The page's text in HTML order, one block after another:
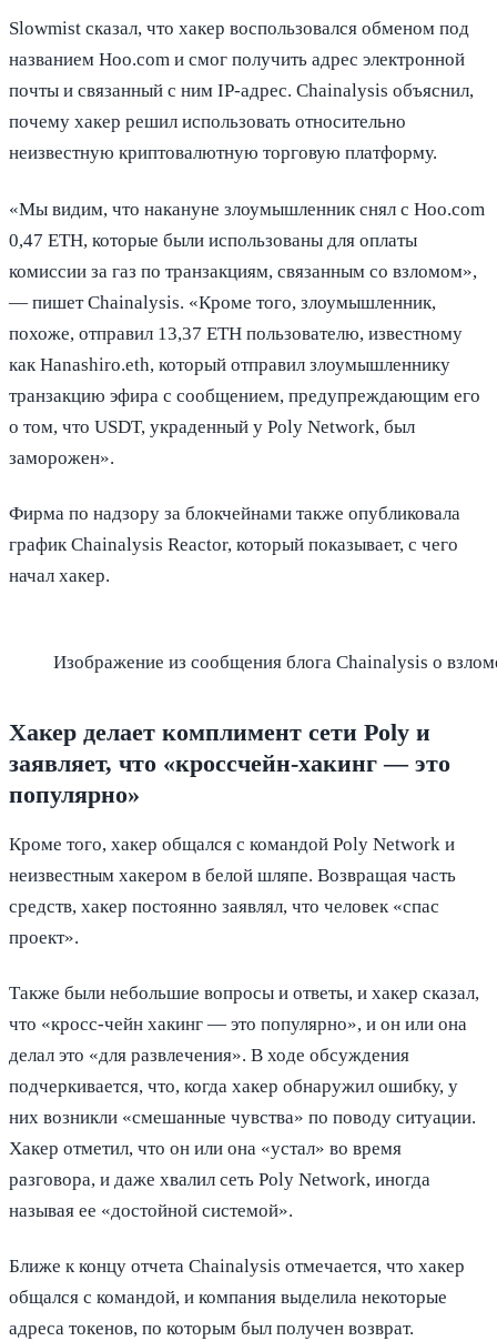
Slowmist сказал, что хакер воспользовался обменом под
названием Hoo.com и смог получить адрес электронной
почты и связанный с ним IP-адрес. Chainalysis объяснил,
почему хакер решил использовать относительно
неизвестную криптовалютную торговую платформу.
«Мы видим, что накануне злоумышленник снял с Hoo.com
0,47 ETH, которые были использованы для оплаты
комиссии за газ по транзакциям, связанным со взломом»,
— пишет Chainalysis. «Кроме того, злоумышленник,
похоже, отправил 13,37 ETH пользователю, известному
как Hanashiro.eth, который отправил злоумышленнику
транзакцию эфира с сообщением, предупреждающим его
о том, что USDT, украденный у Poly Network, был
заморожен».
Фирма по надзору за блокчейнами также опубликовала
график Chainalysis Reactor, который показывает, с чего
начал хакер.
Изображение из сообщения блога Chainalysis о
Хакер делает комплимент сети Poly и
заявляет, что «кроссчейн-хакинг — это
популярно»
Кроме того, хакер общался с командой Poly Network и
неизвестным хакером в белой шляпе. Возвращая часть
средств, хакер постоянно заявлял, что человек «спас
проект».
Также были небольшие вопросы и ответы, и хакер сказал,
что «кросс-чейн хакинг — это популярно», и он или она
делал это «для развлечения». В ходе обсуждения
подчеркивается, что, когда хакер обнаружил ошибку, у
них возникли «смешанные чувства» по поводу ситуации.
Хакер отметил, что он или она «устал» во время
разговора, и даже хвалил сеть Poly Network, иногда
называя ее «достойной системой».
Ближе к концу отчета Chainalysis отмечается, что хакер
общался с командой, и компания выделила некоторые
адреса токенов, по которым был получен возврат.